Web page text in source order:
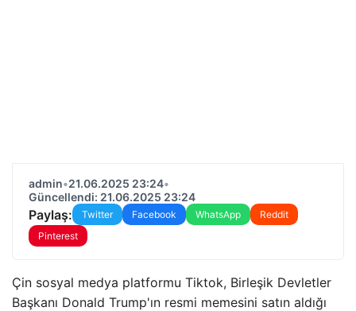
admin•21.06.2025 23:24•
Güncellendi: 21.06.2025 23:24
Paylaş: Twitter Facebook WhatsApp
Reddit
Pinterest
Çin sosyal medya platformu Tiktok, Birleşik Devletler
Başkanı Donald Trump'ın resmi memesini satın aldığı